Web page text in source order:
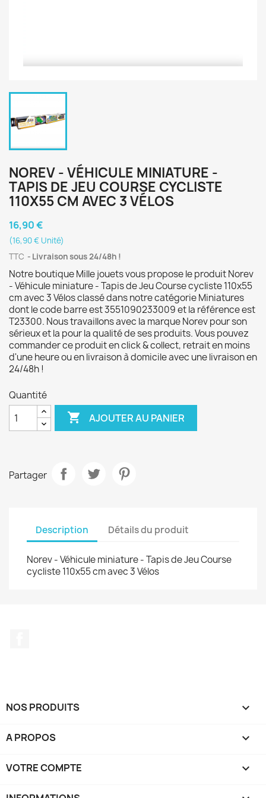
NOREV - VÉHICULE MINIATURE -
TAPIS DE JEU COURSE CYCLISTE
110X55 CM AVEC 3 VÉLOS
16,90 €
(16,90 € Unité)
TTC
Livraison sous 24/48h !
Notre boutique Mille jouets vous propose le produit Norev
- Véhicule miniature - Tapis de Jeu Course cycliste 110x55
cm avec 3 Vélos classé dans notre catégorie Miniatures
dont le code barre est 3551090233009 et la référence est
T23300. Nous travaillons avec la marque Norev pour son
sérieux et la pour la qualité de ses produits. Vous pouvez
commander ce produit en click & collect, retrait en moins
d'une heure ou en livraison à domicile avec une livraison en
24/48h !
Quantité
 AJOUTER AU PANIER
Partager
Description Détails du produit
Norev - Véhicule miniature - Tapis de Jeu Course
cycliste 110x55 cm avec 3 Vélos
NOS PRODUITS 
A PROPOS 
VOTRE COMPTE 